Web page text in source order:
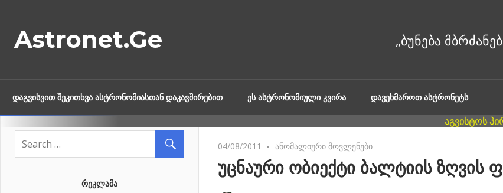
content
Astronet.Ge
ᲓᲐᲒᲕᲘᲡᲕᲘᲗ ᲨᲔᲙᲘᲗᲮᲕᲐ ᲐᲡᲢᲠᲝᲜᲝᲛᲘᲐᲡᲗᲐᲜ ᲓᲐᲙᲐᲕᲨᲘᲠᲔᲑᲘᲗ ᲔᲡ ᲐᲡᲢᲠᲝᲜᲝᲛᲘᲣᲚᲘ ᲙᲕᲘᲠᲐ ᲓᲐᲕᲔᲮᲛᲐᲠᲝᲗ ᲐᲡᲢᲠᲝᲜᲔᲢᲡ
04/08/2011 No comments
ანომალიური მოვლენები
უცნაური ობიექტი ბალტიის ზღვის
ᲠᲔᲙᲚᲐᲛᲐ